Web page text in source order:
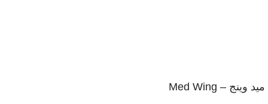
ميد وينج – Med Wing